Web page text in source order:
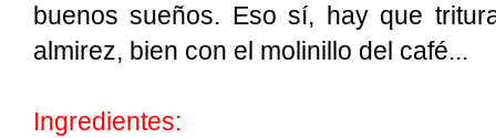
buenos sueños. Eso sí, hay que
almirez, bien con el molinillo del café...
Ingredientes: